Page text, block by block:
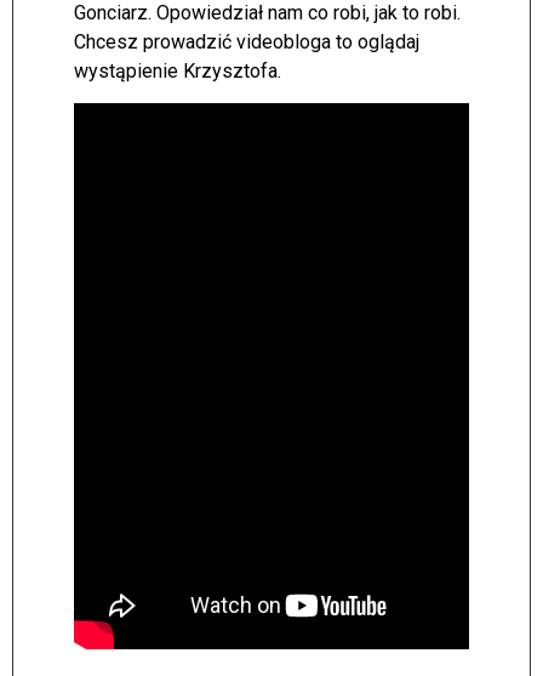
Gonciarz. Opowiedział nam co robi, jak to robi.
Chcesz prowadzić videobloga to oglądaj
wystąpienie Krzysztofa.